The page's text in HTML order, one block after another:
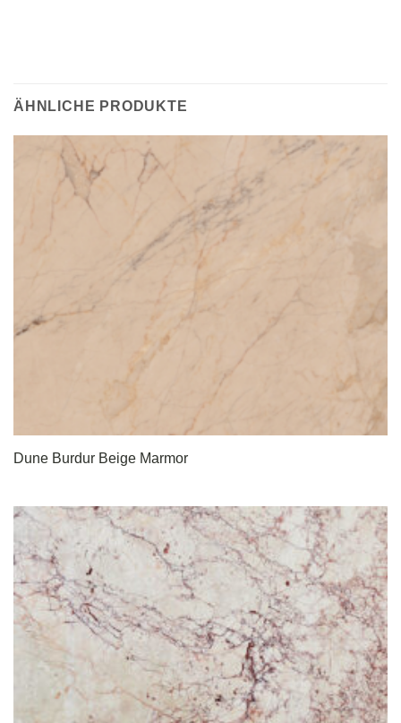
ÄHNLICHE PRODUKTE
Dune Burdur Beige Marmor